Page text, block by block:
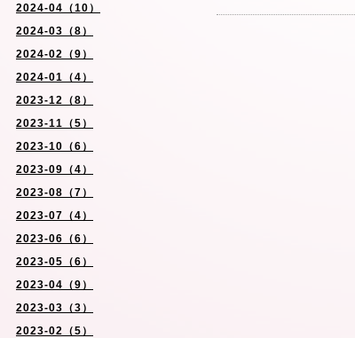
2024-04（10）
2024-03（8）
2024-02（9）
2024-01（4）
2023-12（8）
2023-11（5）
2023-10（6）
2023-09（4）
2023-08（7）
2023-07（4）
2023-06（6）
2023-05（6）
2023-04（9）
2023-03（3）
2023-02（5）